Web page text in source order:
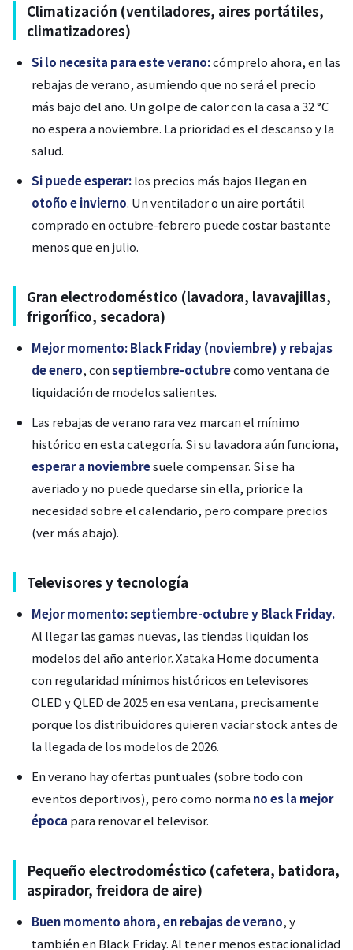
Climatización (ventiladores, aires portátiles,
climatizadores)
Si lo necesita para este verano:cómprelo ahora, en las
rebajas de verano, asumiendo que no será el precio
más bajo del año. Un golpe de calor con la casa a 32 °C
no espera a noviembre. La prioridad es el descanso y la
salud.
Si puede esperar:los precios más bajos llegan en
otoño e invierno. Un ventilador o un aire portátil
comprado en octubre-febrero puede costar bastante
menos que en julio.
Gran electrodoméstico (lavadora, lavavajillas,
frigorífico, secadora)
Mejor momento: Black Friday (noviembre) y rebajas
de enero, conseptiembre-octubrecomo ventana de
liquidación de modelos salientes.
Las rebajas de verano rara vez marcan el mínimo
histórico en esta categoría. Si su lavadora aún funciona,
esperar a noviembresuele compensar. Si se ha
averiado y no puede quedarse sin ella, priorice la
necesidad sobre el calendario, pero compare precios
(ver más abajo).
Televisores y tecnología
Mejor momento: septiembre-octubre y Black Friday.
Al llegar las gamas nuevas, las tiendas liquidan los
modelos del año anterior. Xataka Home documenta
con regularidad mínimos históricos en televisores
OLED y QLED de 2025 en esa ventana, precisamente
porque los distribuidores quieren vaciar stock antes de
la llegada de los modelos de 2026.
En verano hay ofertas puntuales (sobre todo con
eventos deportivos), pero como norma no es la mejor
época para renovar el televisor.
Pequeño electrodoméstico (cafetera, batidora,
aspirador, freidora de aire)
Buen momento ahora, en rebajas de verano, y
también en Black Friday. Al tener menos estacionalidad